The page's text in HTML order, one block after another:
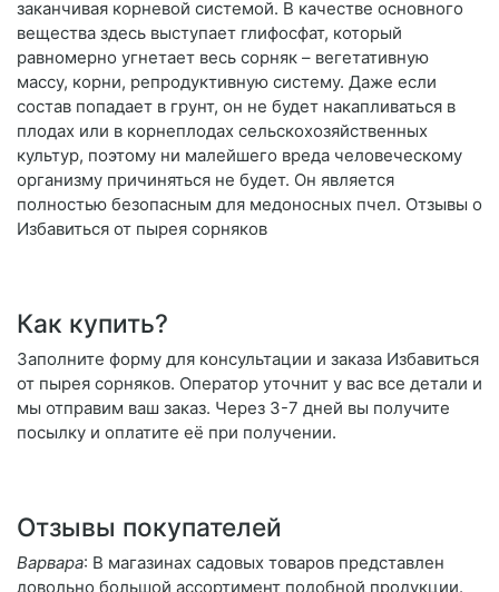
заканчивая корневой системой. В качестве основного
вещества здесь выступает глифосфат, который
равномерно угнетает весь сорняк – вегетативную
массу, корни, репродуктивную систему. Даже если
состав попадает в грунт, он не будет накапливаться в
плодах или в корнеплодах сельскохозяйственных
культур, поэтому ни малейшего вреда человеческому
организму причиняться не будет. Он является
полностью безопасным для медоносных пчел. Отзывы о
Избавиться от пырея сорняков
Как купить?
Заполните форму для консультации и заказа Избавиться
от пырея сорняков. Оператор уточнит у вас все детали и
мы отправим ваш заказ. Через 3-7 дней вы получите
посылку и оплатите её при получении.
Отзывы покупателей
Варвара: В магазинах садовых товаров представлен
довольно большой ассортимент подобной продукции.